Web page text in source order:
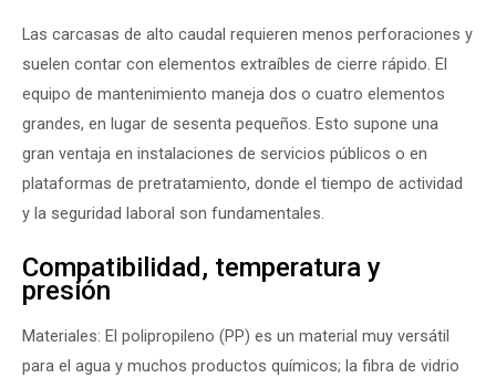
Las carcasas de alto caudal requieren menos perforaciones y
suelen contar con elementos extraíbles de cierre rápido. El
equipo de mantenimiento maneja dos o cuatro elementos
grandes, en lugar de sesenta pequeños. Esto supone una
gran ventaja en instalaciones de servicios públicos o en
plataformas de pretratamiento, donde el tiempo de actividad
y la seguridad laboral son fundamentales.
Compatibilidad, temperatura y
presión
Materiales: El polipropileno (PP) es un material muy versátil
para el agua y muchos productos químicos; la fibra de vidrio